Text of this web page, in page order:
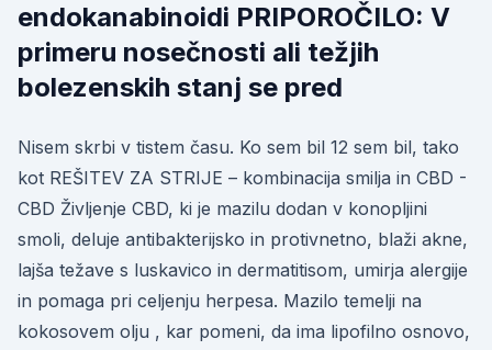
endokanabinoidi PRIPOROČILO: V
primeru nosečnosti ali težjih
bolezenskih stanj se pred
Nisem skrbi v tistem času. Ko sem bil 12 sem bil, tako
kot REŠITEV ZA STRIJE – kombinacija smilja in CBD -
CBD Življenje CBD, ki je mazilu dodan v konopljini
smoli, deluje antibakterijsko in protivnetno, blaži akne,
lajša težave s luskavico in dermatitisom, umirja alergije
in pomaga pri celjenju herpesa. Mazilo temelji na
kokosovem olju , kar pomeni, da ima lipofilno osnovo,